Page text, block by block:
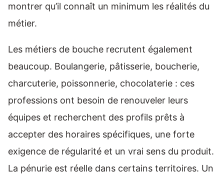
montrer qu’il connaît un minimum les réalités du
métier.
Les métiers de bouche recrutent également
beaucoup. Boulangerie, pâtisserie, boucherie,
charcuterie, poissonnerie, chocolaterie : ces
professions ont besoin de renouveler leurs
équipes et recherchent des profils prêts à
accepter des horaires spécifiques, une forte
exigence de régularité et un vrai sens du produit.
La pénurie est réelle dans certains territoires. Un